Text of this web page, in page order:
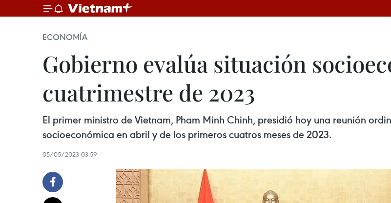
ECONOMÍA
Gobierno evalúa situación
cuatrimestre de 2023
El primer ministro de Vietnam, Pham Minh Chinh, presidió hoy una reunión
socioeconómica en abril y de los primeros cuatros meses de 2023.
05/05/2023 03:59